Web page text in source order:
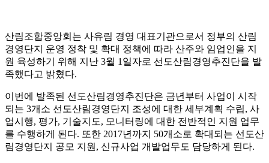
산림조합중앙회는 사유림 경영 대표기관으로서 정부의 산림
경영단지 운영 정착 및 확대 정책에 따라 산주와 임업인을 지
원 육성하기 위해 지난 3월 1일자로 선도산림경영추진단을 발
족했다고 밝혔다.
이번에 발족된 선도산림경영추진단은 금년부터 사업이 시작
되는 3개소 선도산림경영단지 조성에 대한 세부계획 수립, 사
업시행, 평가, 기술지도, 모니터링에 대한 전반적인 지원 업무
를 수행하게 된다. 또한 2017년까지 50개소로 확대되는 선도산
림경영단지 공모 지원, 신규사업 개발업무도 담당하게 된다.